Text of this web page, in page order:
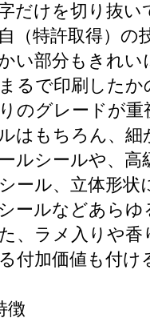
だけを切り抜い
（特許取得）の
い部分もきれい
るで印刷した
のグレードが
はもちろん、
ルシールや、高
ール、立体形
ールなどあら
、ラメ入りや
付加価値も付
徴